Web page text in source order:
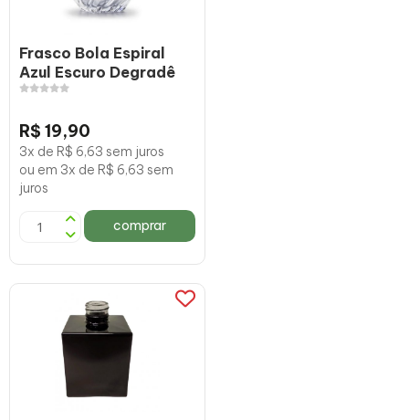
Frasco Bola Espiral
Azul Escuro Degradê
R$ 19,90
3x de R$ 6,63 sem juros
ou em 3x de R$ 6,63 sem
juros
comprar